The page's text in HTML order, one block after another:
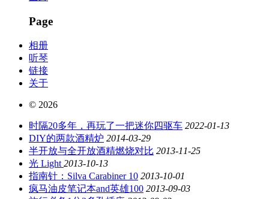
Page
相册
听琴
链接
关于
© 2026
时隔20多年，再玩了一把迷你四驱车 2022-01-13
DIY的两款酒精炉 2014-03-29
半开放与全开放酒精燃烧对比 2013-11-25
光 Light 2013-10-13
指南针：Silva Carabiner 10 2013-10-01
疯马油皮笔记本and英雄100 2013-09-03